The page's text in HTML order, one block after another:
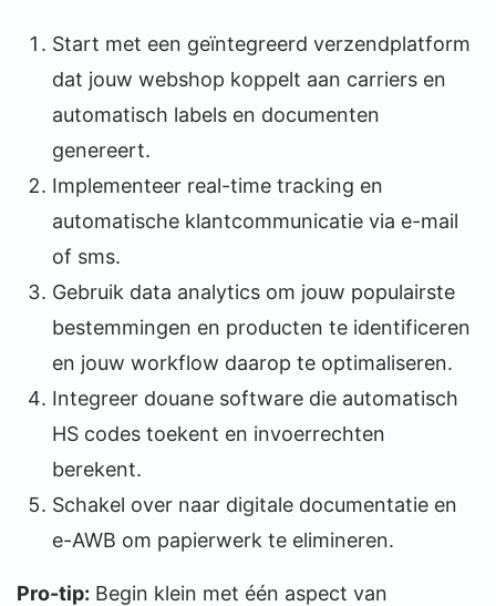
Start met een geïntegreerd verzendplatform
dat jouw webshop koppelt aan carriers en
automatisch labels en documenten
genereert.
Implementeer real-time tracking en
automatische klantcommunicatie via e-mail
of sms.
Gebruik data analytics om jouw populairste
bestemmingen en producten te identificeren
en jouw workflow daarop te optimaliseren.
Integreer douane software die automatisch
HS codes toekent en invoerrechten
berekent.
Schakel over naar digitale documentatie en
e-AWB om papierwerk te elimineren.
Pro-tip: Begin klein met één aspect van